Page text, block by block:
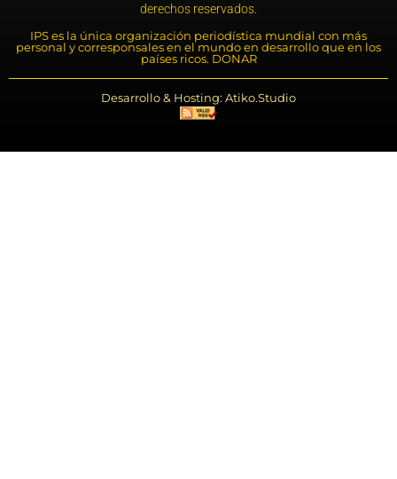
derechos reservados.
IPS es la única organización periodística mundial con más
personal y corresponsales en el mundo en desarrollo que en los
países ricos. DONAR
Desarrollo & Hosting: Atiko.Studio